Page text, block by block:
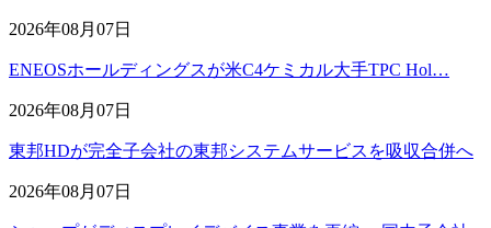
2026年08月07日
ENEOSホールディングスが米C4ケミカル大手TPC Hol…
2026年08月07日
東邦HDが完全子会社の東邦システムサービスを吸収合併へ
2026年08月07日